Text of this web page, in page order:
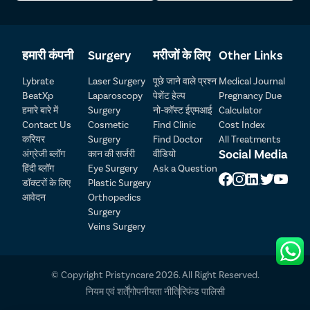
हमारी कंपनी
Lybrate
BeatXp
हमारे बारे में
Contact Us
करियर
अंग्रेजी ब्लॉग
हिंदी ब्लॉग
डॉक्टरों के लिए
आवेदन
Surgery
Laser Surgery
Laparoscopy
Surgery
Cosmetic
Surgery
कान की सर्जरी
Eye Surgery
Plastic Surgery
Orthopedics
Surgery
Veins Surgery
मरीजों के लिए
पूछे जाने वाले प्रश्न
पेशेंट हेल्प
नो-कॉस्ट ईएमआई
Find Clinic
Find Doctor
वीडियो
Ask a Question
Other Links
Medical Journal
Pregnancy Due
Calculator
Cost Index
All Treatments
Social Media
© Copyright Pristyncare 2026. All Right Reserved.
नियम एवं शर्तेंगोपनीयता नीतिरिफंड पालिसी
Patient Detail
नाम लिखें
मोबाइल नंबर दर्ज करें
Book Free Appointment
OTP
₹
Total Payable